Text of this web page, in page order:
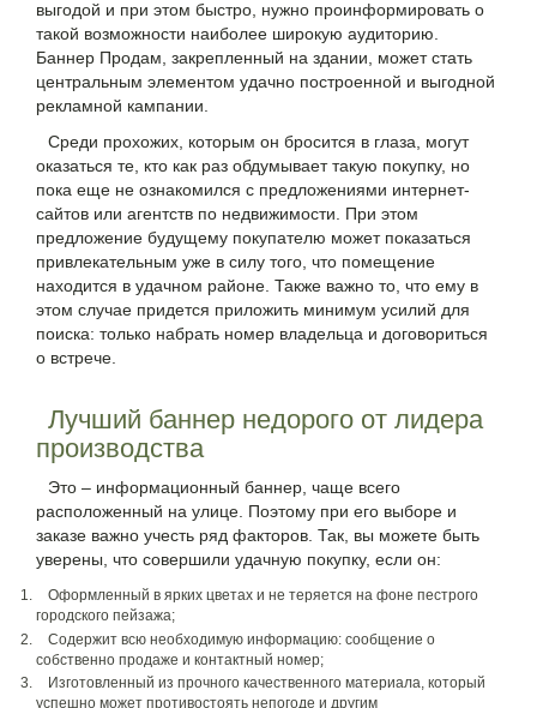
выгодой и при этом быстро, нужно проинформировать о
такой возможности наиболее широкую аудиторию.
Баннер Продам, закрепленный на здании, может стать
центральным элементом удачно построенной и выгодной
рекламной кампании.
Среди прохожих, которым он бросится в глаза, могут
оказаться те, кто как раз обдумывает такую покупку, но
пока еще не ознакомился с предложениями интернет-
сайтов или агентств по недвижимости. При этом
предложение будущему покупателю может показаться
привлекательным уже в силу того, что помещение
находится в удачном районе. Также важно то, что ему в
этом случае придется приложить минимум усилий для
поиска: только набрать номер владельца и договориться
о встрече.
Лучший баннер недорого от лидера
производства
Это – информационный баннер, чаще всего
расположенный на улице. Поэтому при его выборе и
заказе важно учесть ряд факторов. Так, вы можете быть
уверены, что совершили удачную покупку, если он:
Оформленный в ярких цветах и не теряется на фоне пестрого
городского пейзажа;
Содержит всю необходимую информацию: сообщение о
собственно продаже и контактный номер;
Изготовленный из прочного качественного материала, который
успешно может противостоять непогоде и другим